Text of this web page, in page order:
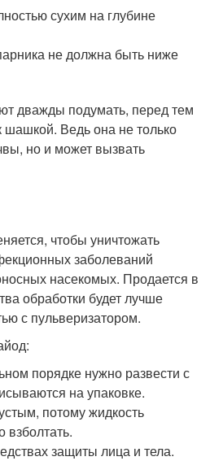
сухим на глубине
не должна быть ниже
дважды подумать, перед тем
шашкой. Ведь она не только
но и может вызвать
чтобы уничтожать
заболеваний
насекомых. Продается в
обработки будет лучше
с пульверизатором.
порядке нужно развести с
на упаковке.
потому жидкость
взболтать.
защиты лица и тела.